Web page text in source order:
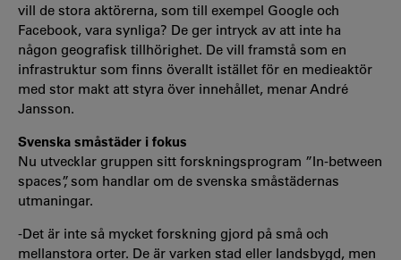
vill de stora aktörerna, som till exempel Google och
Facebook, vara synliga? De ger intryck av att inte ha
någon geografisk tillhörighet. De vill framstå som en
infrastruktur som finns överallt istället för en medieaktör
med stor makt att styra över innehållet, menar André
Jansson.
Svenska småstäder i fokus
Nu utvecklar gruppen sitt forskningsprogram ”In-between
spaces”, som handlar om de svenska småstädernas
utmaningar.
-Det är inte så mycket forskning gjord på små och
mellanstora orter. De är varken stad eller landsbygd, men